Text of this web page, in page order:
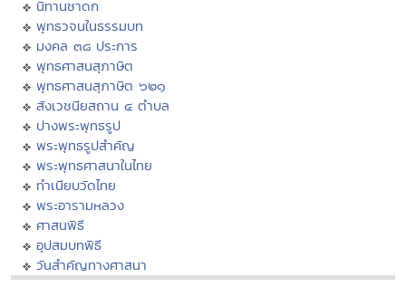
นิทานชาดก
พุทธวจนในธรรมบท
มงคล ๓๘ ประการ
พุทธศาสนสุภาษิต
พุทธศาสนสุภาษิต ๖๒๑
สังเวชนียสถาน ๔ ตำบล
ปางพระพุทธรูป
พระพุทธรูปสำคัญ
พระพุทธศาสนาในไทย
ทำเนียบวัดไทย
พระอารามหลวง
ศาสนพิธี
อุปสมบทพิธี
วันสำคัญทางศาสนา